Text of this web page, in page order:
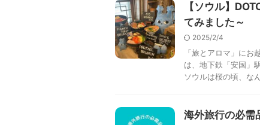
【ソウル】
てみました～
2025/2/4
「旅とアロマ」に
は、地下鉄「安国」
ソウルは桜の頃、な
海外旅行の必需